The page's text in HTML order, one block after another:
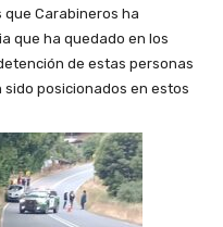
Carabineros ha
que ha quedado en los
de estas personas
sido posicionados en estos